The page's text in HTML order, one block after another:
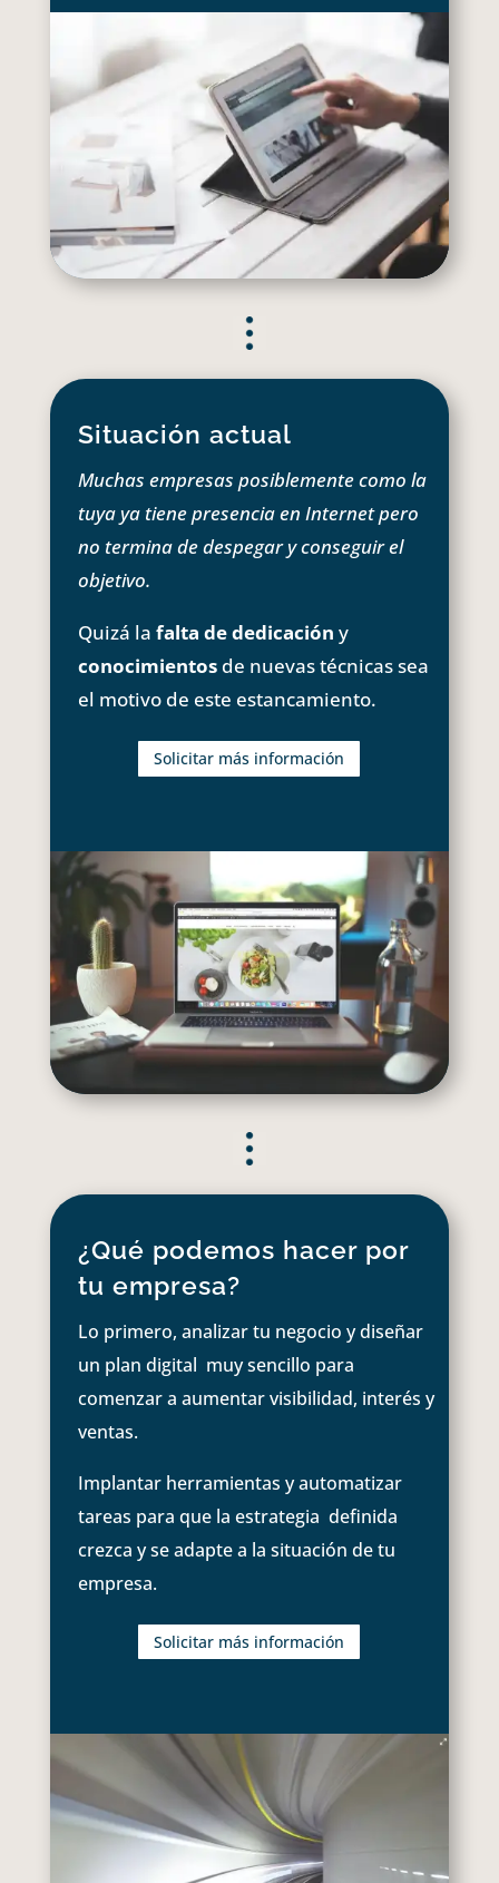
Situación actual
Muchas empresas posiblemente como la
tuya ya tiene presencia en Internet pero
no termina de despegar y conseguir el
objetivo.
Quizá la falta de dedicación y
conocimientosde nuevas técnicas sea
el motivo de este estancamiento.
Solicitar más información
¿Qué podemos hacer por
tu empresa?
Lo primero, analizar tu negocio y diseñar
un plan digital muy sencillo para
comenzar a aumentar visibilidad, interés y
ventas.
Implantar herramientas y automatizar
tareas para que la estrategia definida
crezca y se adapte a la situación de tu
empresa.
Solicitar más información